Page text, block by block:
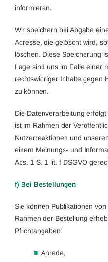
informieren.
Wir speichern bei Abgabe
Adresse, die gelöscht wird,
löschen. Diese Speicherung
Lage sind uns im Falle einer
rechtswidriger Inhalte gegen
zu können.
Die Datenverarbeitung
ist im Rahmen der
Nutzerreaktionen und
einem Meinungs- und
Abs. 1 S. 1 lit. f DSGVO
f) Bei Bestellungen
Sie können Publikationen
Rahmen der Bestellung
Pflichtangaben:
Anrede,